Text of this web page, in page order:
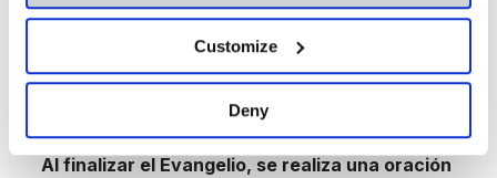
Customize
Deny
vivir nuestra fe más profunda en él.
Las lecturas hacen mención a lo que vivió
Jesucristo mientras caminaba al monte Calvario,
donde fue crucificado.
Al finalizar el Evangelio, se realiza una oración